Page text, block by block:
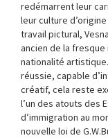
redémarrent leur
leur culture
travail pictural,
ancien de la
nationalité
réussie, capable
créatif, cela reste
l’un des atouts des
d’immigration au
nouvelle loi de